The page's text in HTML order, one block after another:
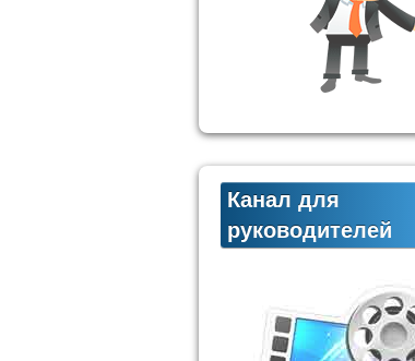
Канал для
руководителей